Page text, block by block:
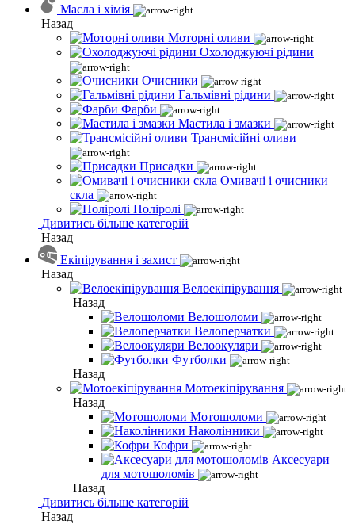
Масла і хімія
Назад
Моторні оливи
Охолоджуючі рідини
Очисники
Гальмівні рідини
Фарби
Мастила і змазки
Трансмісійні оливи
Присадки
Омивачі і очисники
скла
Поліролі
Дивитись більше категорій
Назад
Екіпірування і захист
Назад
Велоекіпірування
Назад
Велошоломи
Велоперчатки
Велоокуляри
Футболки
Назад
Мотоекіпірування
Назад
Мотошоломи
Наколінники
Кофри
Аксесуари
для мотошоломів
Назад
Дивитись більше категорій
Назад